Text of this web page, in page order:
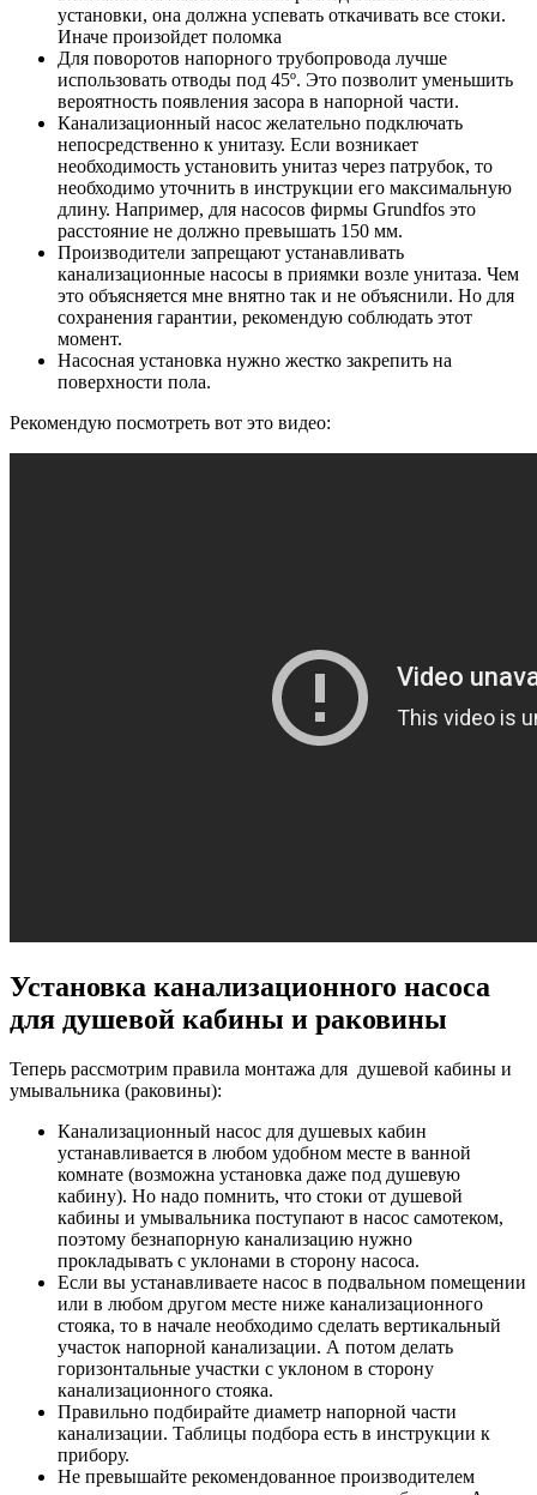
установки, она должна успевать откачивать все стоки.
Иначе произойдет поломка
Для поворотов напорного трубопровода лучше
использовать отводы под 45º. Это позволит уменьшить
вероятность появления засора в напорной части.
Канализационный насос желательно подключать
непосредственно к унитазу. Если возникает
необходимость установить унитаз через патрубок, то
необходимо уточнить в инструкции его максимальную
длину. Например, для насосов фирмы Grundfos это
расстояние не должно превышать 150 мм.
Производители запрещают устанавливать
канализационные насосы в приямки возле унитаза. Чем
это объясняется мне внятно так и не объяснили. Но для
сохранения гарантии, рекомендую соблюдать этот
момент.
Насосная установка нужно жестко закрепить на
поверхности пола.
Рекомендую посмотреть вот это видео:
Установка канализационного насоса
для душевой кабины и раковины
Теперь рассмотрим правила монтажа для душевой кабины и
умывальника (раковины):
Канализационный насос для душевых кабин
устанавливается в любом удобном месте в ванной
комнате (возможна установка даже под душевую
кабину). Но надо помнить, что стоки от душевой
кабины и умывальника поступают в насос самотеком,
поэтому безнапорную канализацию нужно
прокладывать с уклонами в сторону насоса.
Если вы устанавливаете насос в подвальном помещении
или в любом другом месте ниже канализационного
стояка, то в начале необходимо сделать вертикальный
участок напорной канализации. А потом делать
горизонтальные участки с уклоном в сторону
канализационного стояка.
Правильно подбирайте диаметр напорной части
канализации. Таблицы подбора есть в инструкции к
прибору.
Не превышайте рекомендованное производителем